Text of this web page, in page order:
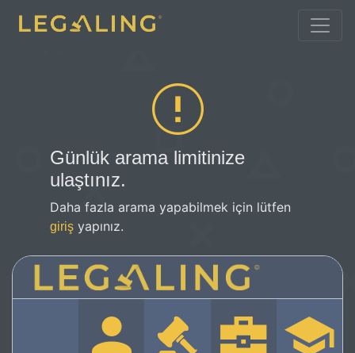
Günlük arama limitinize
ulaştınız.
Daha fazla arama yapabilmek için lütfen
giriş yapınız.